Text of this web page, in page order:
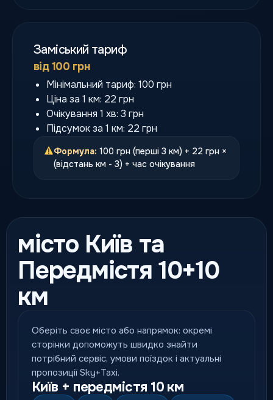
Заміський тариф
від 100 грн
Мінімальний тариф: 100 грн
Ціна за 1 км: 22 грн
Очікування 1 хв: 3 грн
Підсумок за 1 км: 22 грн
Формула: 100 грн (перші 3 км) + 22 грн ×
(відстань км - 3) + час очікування
місто Київ та
Передмістя 10+10
км
Оберіть своє місто або напрямок: окремі
сторінки допоможуть швидко знайти
потрібний сервіс, умови поїздок і актуальні
пропозиції Sky+Taxi.
Київ + передмістя 10 км